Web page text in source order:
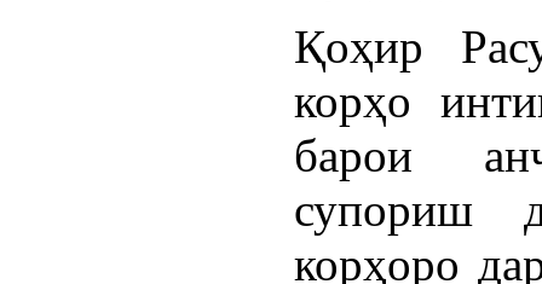
Қоҳир
корҳо
барои
супориш
корҳоро